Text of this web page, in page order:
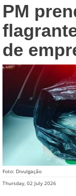
PM
de
Foto: Divulgação
Thursday, 02 July 2026